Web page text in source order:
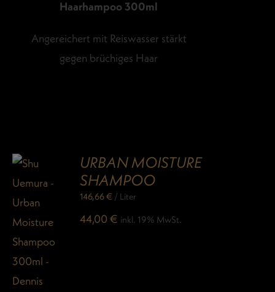
Haarhampoo 300ml
Angereichert mit Reiswasser stärkt
gegen brüchiges Haar
URBAN MOISTURE
SHAMPOO
146,66€ / Liter
44,00€ inkl. 19% MwSt.